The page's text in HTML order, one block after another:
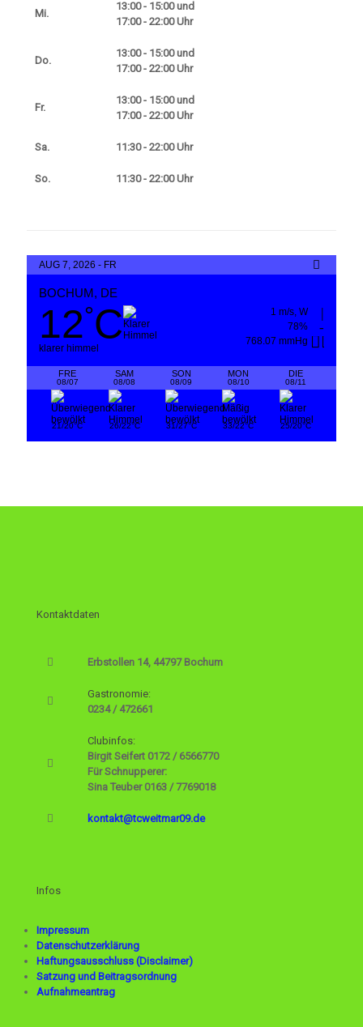
Mi.
13:00 - 15:00 und
17:00 - 22:00 Uhr
Do.
13:00 - 15:00 und
17:00 - 22:00 Uhr
Fr.
13:00 - 15:00 und
17:00 - 22:00 Uhr
Sa. 11:30 - 22:00 Uhr
So. 11:30 - 22:00 Uhr
AUG 7, 2026 - FR
BOCHUM, DE
12°C
klarer himmel
1 m/s, W
78%
768.07 mmHg
FRE
08/07
SAM
08/08
SON
08/09
MON
08/10
DIE
08/11
21/20°C 26/22°C 31/27°C 33/22°C 25/20°C
Kontaktdaten
Erbstollen 14, 44797 Bochum
Gastronomie:
0234 / 472661
Clubinfos:
Birgit Seifert 0172 / 6566770
Für Schnupperer:
Sina Teuber 0163 / 7769018
kontakt@tcweitmar09.de
Infos
Impressum
Datenschutzerklärung
Haftungsausschluss (Disclaimer)
Satzung und Beitragsordnung
Aufnahmeantrag